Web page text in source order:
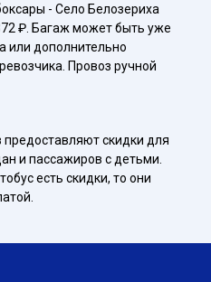
- Село Белозериха
₽. Багаж может быть уже
или дополнительно
Провоз ручной
скидки для
и пассажиров с детьми.
есть скидки, то они